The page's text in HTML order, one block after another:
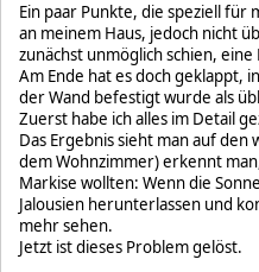
Ein paar Punkte, die speziell für
an meinem Haus, jedoch nicht
zunächst unmöglich schien,
Am Ende hat es doch geklappt,
der Wand befestigt wurde als
Zuerst habe ich alles im Detail
Das Ergebnis sieht man auf
dem Wohnzimmer) erkennt
Markise wollten: Wenn die
Jalousien herunterlassen und
mehr sehen.
Jetzt ist dieses Problem gelöst.